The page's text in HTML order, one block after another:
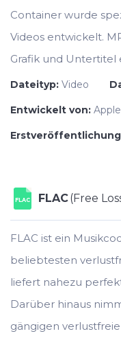
Container wurde
Videos entwickelt.
Grafik und Untertitel
Dateityp: Video
Entwickelt von:
FLAC FLAC(Free
FLAC ist ein
beliebtesten
liefert nahezu
Darüber hinaus
gängigen